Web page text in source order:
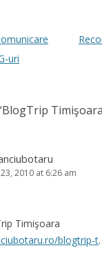
uri
BlogTrip Timişoara
2010 at 6:26 am
Timişoara
blogtrip-t